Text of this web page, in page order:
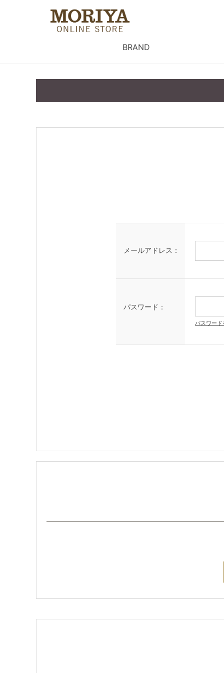
BRAND
メールアドレス：
パスワード：
パスワー